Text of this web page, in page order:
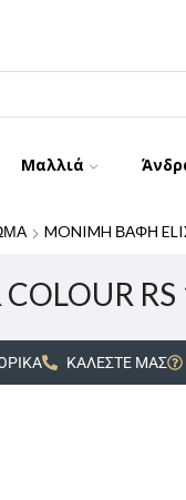
Μαλλιά
MONIMH ΒΑΦΗ
COLOUR
ΚΑΛΕΣΤΕ ΜΑΣ